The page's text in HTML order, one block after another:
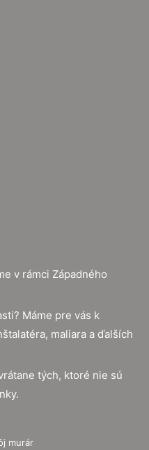
v rámci Západného
Máme pre vás k
maliara a ďalších
tých, ktoré nie sú
murár